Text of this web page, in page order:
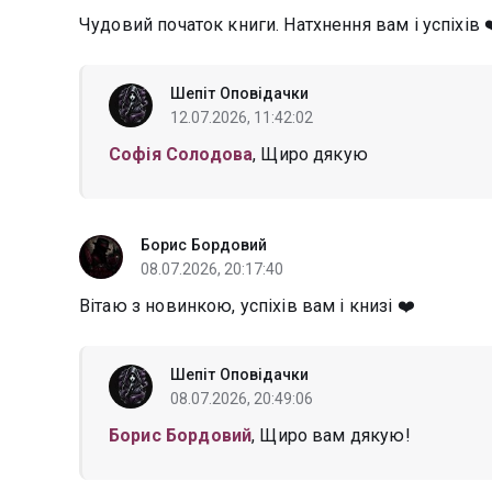
Чудовий початок книги. Натхнення вам і успіхів
Шепіт Оповідачки
12.07.2026, 11:42:02
Софія Солодова, Щиро дякую
Борис Бордовий
08.07.2026, 20:17:40
Вітаю з новинкою, успіхів вам і книзі ❤️
Шепіт Оповідачки
08.07.2026, 20:49:06
Борис Бордовий, Щиро вам дякую!